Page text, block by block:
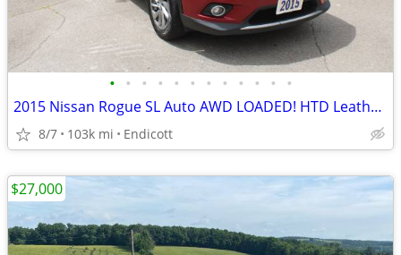
• • • • • • • • • • • •
2015 Nissan Rogue SL Auto AWD LOADED! HTD Leather! 1-Owner! 103K!
8/7 103k mi Endicott
$27,000